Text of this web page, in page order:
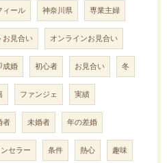
ィール 神奈川県 専業主婦
お見合い オンラインお見合い
成婚 初心者 お見合い 冬
ファンジェ 実績
者 未婚者 年の差婚
セラー 条件 熱心 趣味